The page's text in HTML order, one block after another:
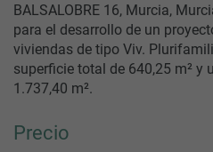
BALSALOBRE 16, Murcia,
para el desarrollo de un
viviendas de tipo Viv.
superficie total de 640,25 m² y
1.737,40 m².
Precio